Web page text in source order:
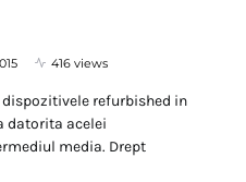
416 views
refurbished in
datorita acelei
media. Drept